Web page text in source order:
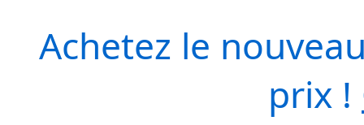
Achetez le
prix !